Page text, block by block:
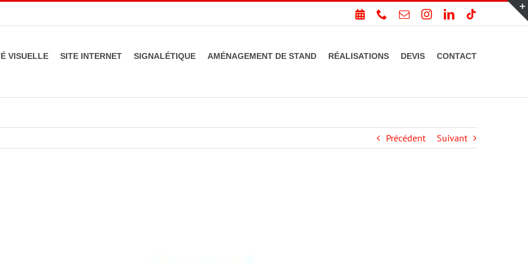
PRENDRE
RDV
Téléphone
EmailInstagram
LinkedIn
VISUELLE SITE INTERNET SIGNALÉTIQUE AMÉNAGEMENT DE STAND RÉALISATIONS DEVIS CONTACT
Précédent Suivant